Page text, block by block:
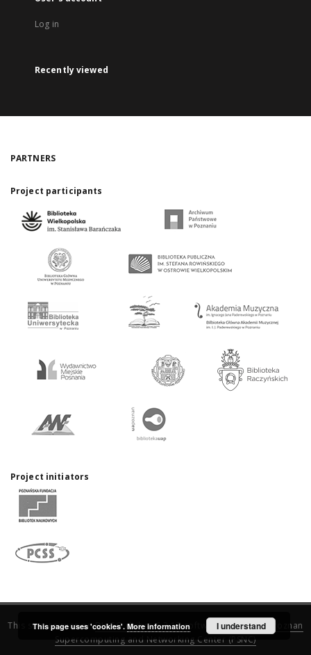
Log in
Recently viewed
PARTNERS
Project participants
Project initiators
This service runs onDInGO dLibra 6.3.17software created by
Poznan
Supercomputing and Networking Center (PSNC)
This page uses 'cookies'. More information I understand